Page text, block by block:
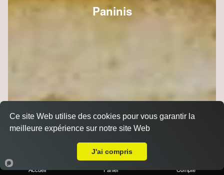
Paninis
Accueil Panier Compte
Ce site Web utilise des cookies pour vous garantir la
meilleure expérience sur notre site Web
J'ai compris